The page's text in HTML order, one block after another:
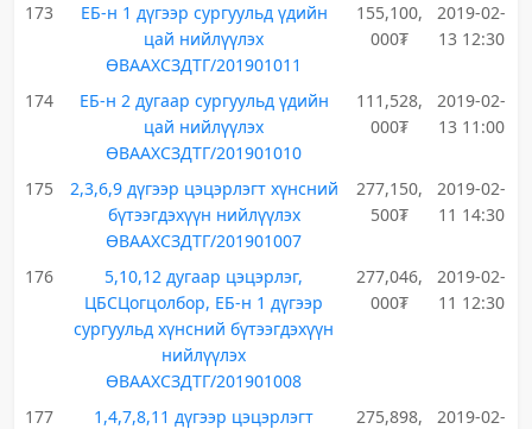
173
ЕБ-н 1 дүгээр сургуульд үдийн
цай нийлүүлэх
ӨВААХСЗДТГ/201901011
155,100,
000₮
2019-02-
13 12:30
174
ЕБ-н 2 дугаар сургуульд үдийн
цай нийлүүлэх
ӨВААХСЗДТГ/201901010
111,528,
000₮
2019-02-
13 11:00
175
2,3,6,9 дүгээр цэцэрлэгт хүнсний
бүтээгдэхүүн нийлүүлэх
ӨВААХСЗДТГ/201901007
277,150,
500₮
2019-02-
11 14:30
176
5,10,12 дугаар цэцэрлэг,
ЦБСЦогцолбор, ЕБ-н 1 дүгээр
сургуульд хүнсний бүтээгдэхүүн
нийлүүлэх
ӨВААХСЗДТГ/201901008
277,046,
000₮
2019-02-
11 12:30
177
1,4,7,8,11 дүгээр цэцэрлэгт
275,898,
2019-02-